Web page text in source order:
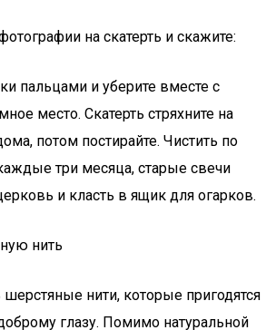
на скатерть и скажите:
пальцами и уберите вместе с
место. Скатерть стряхните на
потом постирайте. Чистить по
три месяца, старые свечи
и класть в ящик для огарков.
нить
нити, которые пригодятся
глазу. Помимо натуральной